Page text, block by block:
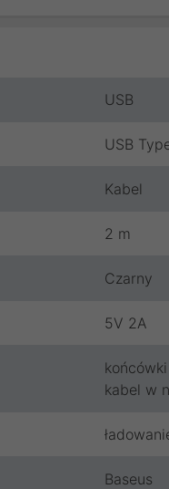
USB
USB
Kabel
2 m
Czarny
5V 2A
kabel w
Baseus